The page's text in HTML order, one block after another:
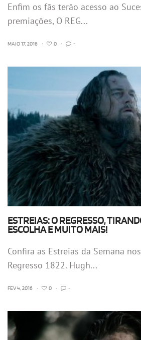
Enfim os fãs terão acesso ao
premiações, O REG...
MAIO 17, 2016 • 0 • -
ESTREIAS: O REGRESSO,
ESCOLHA E MUITO MAIS!
Confira as Estreias da Semana
Regresso 1822. Hugh...
FEV 4, 2016 • 0 • -